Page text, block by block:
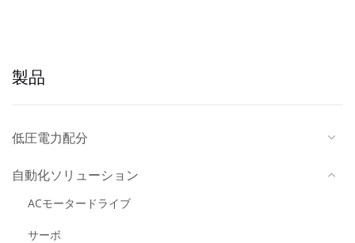
製品
低圧電力配分
自動化ソリューション
ACモータードライブ
サーボ